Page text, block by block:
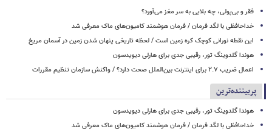
فقر و بی‌پولی، چه بلایی به سر مغز می‌آورد؟
خداحافظی با لگد فرمان / فرمان هوشمند کامیون‌های ماک معرفی شد
این نقطه نورانی کوچک کره زمین است / لحظه تاریخی پنهان شدن زمین در آسمان مریخ
هوندا گلدوینگ تور، رقیبی جدی برای هارلی دیویدسون
اعمال ضریب ۲.۷ برای اینترنت بین‌الملل صحت دارد؟ / واکنش سازمان تنظیم مقررات
پربیننده‌ترین
هوندا گلدوینگ تور، رقیبی جدی برای هارلی دیویدسون
خداحافظی با لگد فرمان / فرمان هوشمند کامیون‌های ماک معرفی شد